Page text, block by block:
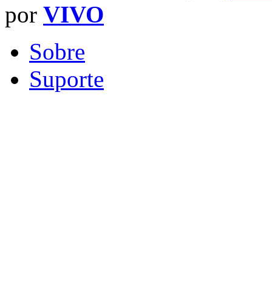
por VIVO
Sobre
Suporte